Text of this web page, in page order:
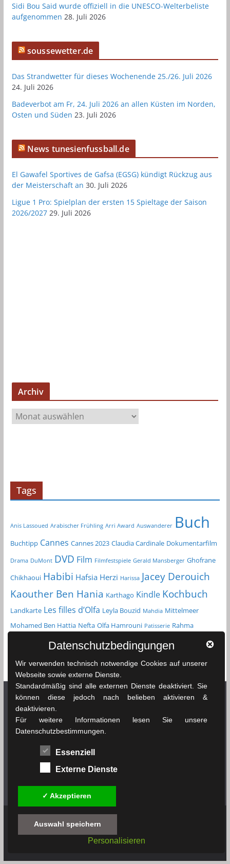
Sidi Bou Said wurde offiziell in die UNESCO-Welterbeliste
aufgenommen 28. Juli 2026
soussewetter.de
Das Strandwetter für dieses Wochenende 25./26. Juli 2026
24. Juli 2026
Badeverbot am Fr, 24. Juli 2026 an allen Küsten im Norden,
Osten und Süden 23. Juli 2026
News tunesienfussball.de
El Gawafel Sportives de Gafsa (EGSG) kündigt Rückzug aus
der Meisterschaft an 30. Juli 2026
Ligue 1 Pro: Spielplan der ersten 15 Spieltage der Saison
2026/2027 29. Juli 2026
Archiv
r
Tags
Anis Lassoued Arabischer Frühling Arri Award Auswanderer Buch
Buchtipp Cannes Cannes 2023 Claudia Cardinale Dokumentarfilm
Drama DuMont DVD Film Filmfestspiele Gerald Mansberger Ghofrane
Chikhaoui Habibi Hafsia Herzi Harissa Jacey Derouich
Kaouther Ben Hania Karthago Kindle Kochbuch
Landkarte Les filles d’Olfa Leyla Bouzid Mahdia Mittelmeer
Mohamed Ben Hattia Nefta Olfa Hamrouni Patisserie Rahma
Reiseführer Roman Sfax Spielfilm
sprachenlernen24.de Straßenkarte Taschenbuch Tozeur Tunesien
Tunis
Netzwerk Tunesienexplorer
News & Infos Tunesien - tunesienexplorer.de
Das Wetter in Tunesien - soussewetter.de
Tunesischer Fußball - tunesienfussball.de
Copyright © 2019 - 2026tunesienbuch.de
Datenschutzbedingungen
Wir verwenden technisch notwendige Cookies auf unserer
Webseite sowie externe Dienste.
Standardmäßig sind alle externen Dienste deaktiviert. Sie
können diese jedoch nach belieben aktivieren &
deaktivieren.
Für weitere Informationen lesen Sie unsere
Datenschutzbestimmungen.
Essenziell
Externe Dienste
✓ Akzeptieren
Auswahl speichern
Personalisieren